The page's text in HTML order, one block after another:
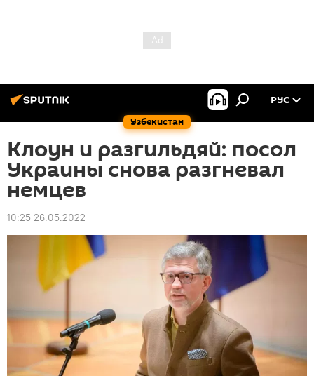
Узбекистан
РУС
Клоун и разгильдяй: посол
Украины снова разгневал
немцев
10:25 26.05.2022